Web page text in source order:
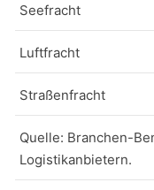
Seefracht
Luftfracht
Straßenfracht
Quelle: Branchen-
Logistikanbietern.